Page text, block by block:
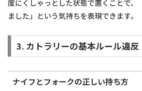
度にくしゃっとした状態で置くことで、
ました」という気持ちを表現できます。
3. カトラリーの基本ルール違反
ナイフとフォークの正しい持ち方